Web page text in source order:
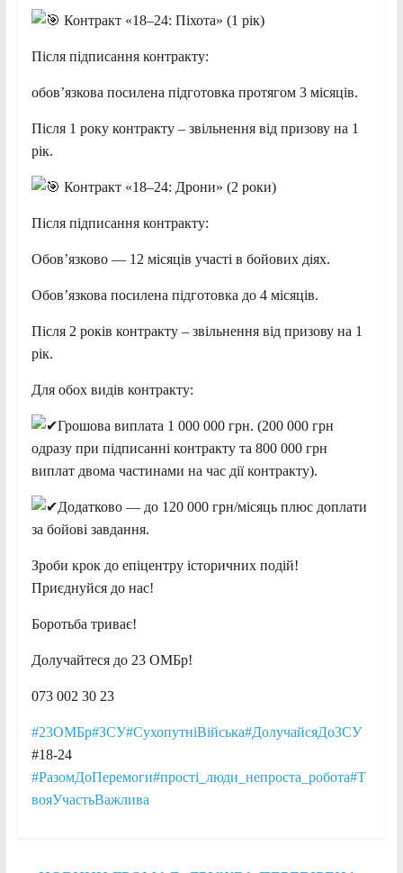
Контракт «18–24: Піхота» (1 рік)
Після підписання контракту:
обов’язкова посилена підготовка протягом 3 місяців.
Після 1 року контракту – звільнення від призову на 1
рік.
Контракт «18–24: Дрони» (2 роки)
Після підписання контракту:
Обов’язково — 12 місяців участі в бойових діях.
Обов’язкова посилена підготовка до 4 місяців.
Після 2 років контракту – звільнення від призову на 1
рік.
Для обох видів контракту:
Грошова виплата 1 000 000 грн. (200 000 грн
одразу при підписанні контракту та 800 000 грн
виплат двома частинами на час дії контракту).
Додатково — до 120 000 грн/місяць плюс доплати
за бойові завдання.
Зроби крок до епіцентру історичних подій!
Приєднуйся до нас!
Боротьба триває!
Долучайтеся до 23 ОМБр!
073 002 30 23
#23ОМБр#ЗСУ#СухопутніВійська#ДолучайсяДоЗСУ
#18-24
#РазомДоПеремоги#прості_люди_непроста_робота#Т
вояУчастьВажлива